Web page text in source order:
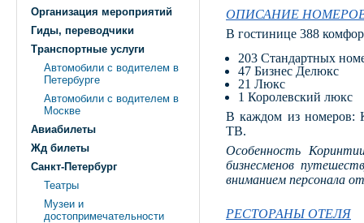
Организация мероприятий
Гиды, переводчики
Транспортные услуги
Автомобили с водителем в
Петербурге
Автомобили с водителем в
Москве
Авиабилеты
Жд билеты
Санкт-Петербург
Театры
Музеи и
достопримечательности
ОПИСАНИЕ
В гостинице 388
203 Стандартных
47 Бизнес Делюкс
21 Люкс
1 Королевский люкс
В каждом из номеров:
ТВ.
Особенность
бизнесменов
вниманием персонала
РЕСТОРАНЫ ОТЕЛЯ